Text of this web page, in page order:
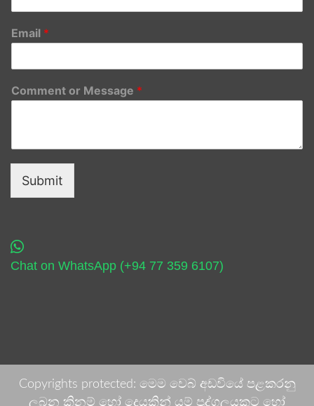
Email *
Comment or Message *
Submit
Chat on WhatsApp (+94 77 359 6107)
Copyrights protected: මෙම වෙබ් අඩවියේ පළකරනු
ලබන කිනම් හෝ දෙයකින් යම් පුද්ගලයකුට හෝ